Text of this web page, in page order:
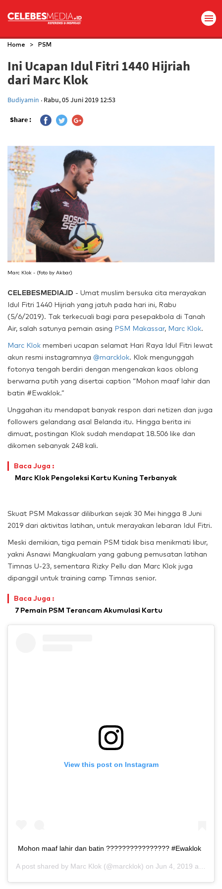
Home > PSM
Ini Ucapan Idul Fitri 1440 Hijriah
dari Marc Klok
Budiyamin . Rabu, 05 Juni 2019 12:53
Share :
Marc Klok - (foto by Akbar)
CELEBESMEDIA.ID - Umat muslim bersuka cita merayakan
Idul Fitri 1440 Hijriah yang jatuh pada hari ini, Rabu
(5/6/2019). Tak terkecuali bagi para pesepakbola di Tanah
Air, salah satunya pemain asing PSM Makassar, Marc Klok.
Marc Klok memberi ucapan selamat Hari Raya Idul Fitri lewat
akun resmi instagramnya @marcklok. Klok mengunggah
fotonya tengah berdiri dengan mengenakan kaos oblong
berwarna putih yang disertai caption “Mohon maaf lahir dan
batin #Ewaklok.”
Unggahan itu mendapat banyak respon dari netizen dan juga
followers gelandang asal Belanda itu. Hingga berita ini
dimuat, postingan Klok sudah mendapat 18.506 like dan
dikomen sebanyak 248 kali.
Baca Juga :
Marc Klok Pengoleksi Kartu Kuning Terbanyak
Skuat PSM Makassar diliburkan sejak 30 Mei hingga 8 Juni
2019 dari aktivitas latihan, untuk merayakan lebaran Idul Fitri.
Meski demikian, tiga pemain PSM tidak bisa menikmati libur,
yakni Asnawi Mangkualam yang gabung pemusatan latihan
Timnas U-23, sementara Rizky Pellu dan Marc Klok juga
dipanggil untuk training camp Timnas senior.
Baca Juga :
7 Pemain PSM Terancam Akumulasi Kartu
View this post on Instagram
Mohon maaf lahir dan batin ???????????????? #Ewaklok
A post shared by Marc Klok (@marcklok) on Jun 4, 2019 at 6:18pm PDT